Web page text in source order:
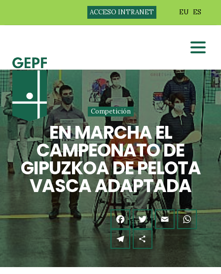
ACCESO INTRANET EU ES
Competición
EN MARCHA EL
CAMPEONATO DE
GIPUZKOA DE PELOTA
VASCA ADAPTADA